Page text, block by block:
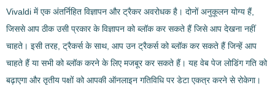
Vivaldi में एक अंतर्निहित विज्ञापन और ट्रैकर अवरोधक है। दोनों अनुकूलन योग्य हैं,
जिससे आप ठीक उसी प्रकार के विज्ञापन को ब्लॉक कर सकते हैं जिसे आप देखना नहीं
चाहते। इसी तरह, ट्रैकर्स के साथ, आप उन ट्रैकर्स को ब्लॉक कर सकते हैं जिन्हें आप
चाहते हैं या सभी को ब्लॉक करने के लिए मजबूर कर सकते हैं। यह वेब पेज लोडिंग गति को
बढ़ाएगा और तृतीय पक्षों को आपकी ऑनलाइन गतिविधि पर डेटा एकत्र करने से रोकेगा।